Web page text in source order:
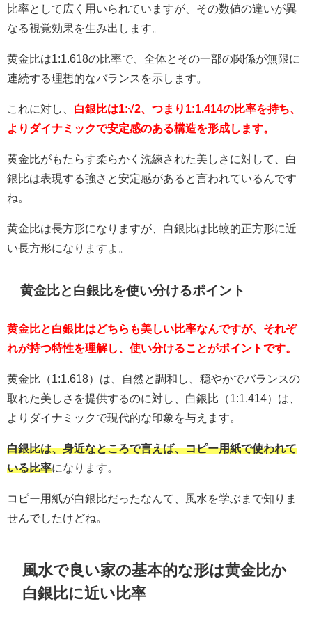
比率として広く用いられていますが、その数値の違いが異
なる視覚効果を生み出します。
黄金比は1:1.618の比率で、全体とその一部の関係が無限に
連続する理想的なバランスを示します。
これに対し、 白銀比は1:√2、つまり1:1.414の比率を持ち、
よりダイナミックで安定感のある構造を形成します。
黄金比がもたらす柔らかく洗練された美しさに対して、白
銀比は表現する強さと安定感があると言われているんです
ね。
黄金比は長方形になりますが、白銀比は比較的正方形に近
い長方形になりますよ。
黄金比と白銀比を使い分けるポイント
黄金比と白銀比はどちらも美しい比率なんですが、それぞ
れが持つ特性を理解し、使い分けることがポイントです。
黄金比（1:1.618）は、自然と調和し、穏やかでバランスの
取れた美しさを提供するのに対し、白銀比（1:1.414）は、
よりダイナミックで現代的な印象を与えます。
白銀比は、身近なところで言えば、コピー用紙で使われて
いる比率になります。
コピー用紙が白銀比だったなんて、風水を学ぶまで知りま
せんでしたけどね。
風水で良い家の基本的な形は黄金比か
白銀比に近い比率